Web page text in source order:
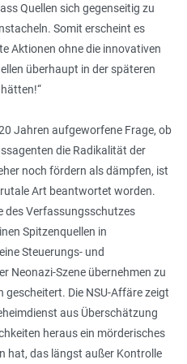
Quellen sich gegenseitig zu
Somit erscheint es
Aktionen ohne die innovativen
überhaupt in der späteren
“
Jahren aufgeworfene Frage, ob
die Radikalität der
noch fördern als dämpfen, ist
Art beantwortet worden.
des Verfassungsschutzes
Spitzenquellen in
Steuerungs- und
Neonazi-Szene übernehmen zu
gescheitert. Die NSU-Affäre zeigt
aus Überschätzung
heraus ein mörderisches
hat, das längst außer Kontrolle